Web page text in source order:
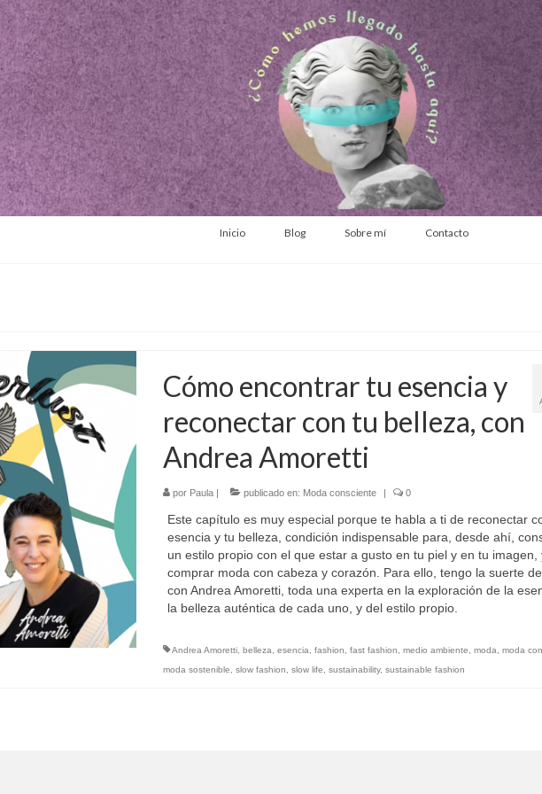
Inicio Blog Sobre mí Contacto
Cómo encontrar tu esencia y
reconectar con tu belleza, con
Andrea Amoretti
por Paula| publicado en: Moda consciente 0
Este capítulo es muy especial porque te habla a ti de reconectar
esencia y tu belleza, condición indispensable para, desde ahí,
un estilo propio con el que estar a gusto en tu piel y en tu imagen,
comprar moda con cabeza y corazón. Para ello, tengo la suerte
con Andrea Amoretti, toda una experta en la exploración de la
la belleza auténtica de cada uno, y del estilo propio.
Andrea Amoretti, belleza, esencia, fashion, fast fashion, medio ambiente, moda, moda
moda sostenible, slow fashion, slow life, sustainability, sustainable fashion